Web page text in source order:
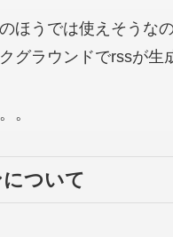
ほうでは使えそうな
グラウンドでrssが生
。
ついて